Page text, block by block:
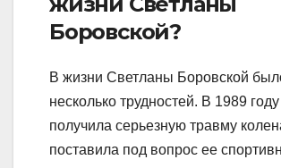
Боровской?
В жизни Светланы Боровской
несколько трудностей. В 1989
получила серьезную травму
поставила под вопрос ее